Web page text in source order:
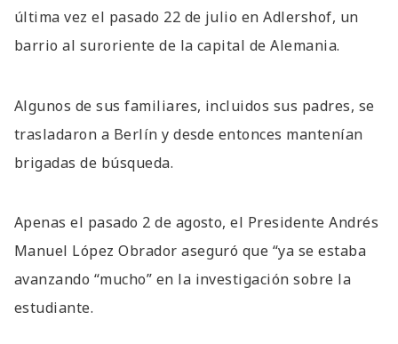
última vez el pasado 22 de julio en Adlershof, un
barrio al suroriente de la capital de Alemania.
Algunos de sus familiares, incluidos sus padres, se
trasladaron a Berlín y desde entonces mantenían
brigadas de búsqueda.
Apenas el pasado 2 de agosto, el Presidente Andrés
Manuel López Obrador aseguró que “ya se estaba
avanzando “mucho” en la investigación sobre la
estudiante.